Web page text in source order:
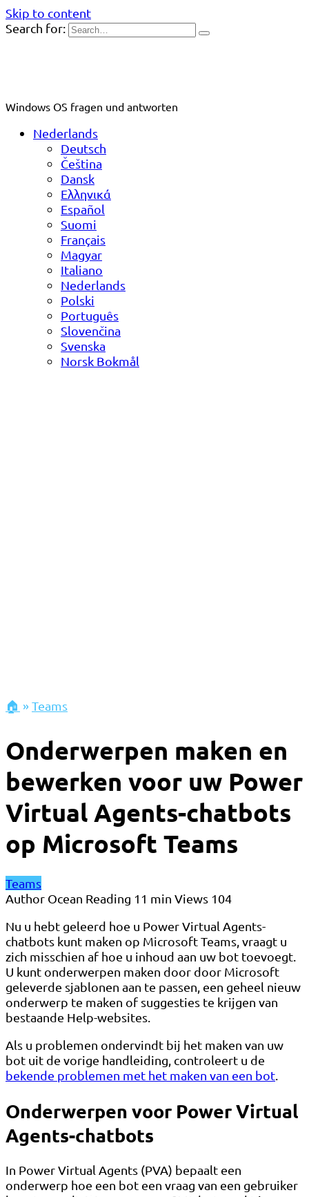
Skip to content
Search for:
Windows OS fragen und antworten
Nederlands
Deutsch
Čeština
Dansk
Ελληνικά
Español
Suomi
Français
Magyar
Italiano
Nederlands
Polski
Português
Slovenčina
Svenska
Norsk Bokmål
🏠 »Teams
Onderwerpen maken en
bewerken voor uw Power
Virtual Agents-chatbots
op Microsoft Teams
Teams
Author Ocean Reading 11 min Views 104
Nu u hebt geleerd hoe u Power Virtual Agents-
chatbots kunt maken op Microsoft Teams, vraagt ​​u
zich misschien af ​​hoe u inhoud aan uw bot toevoegt.
U kunt onderwerpen maken door door Microsoft
geleverde sjablonen aan te passen, een geheel nieuw
onderwerp te maken of suggesties te krijgen van
bestaande Help-websites.
Als u problemen ondervindt bij het maken van uw
bot uit de vorige handleiding, controleert u de
bekende problemen met het maken van een bot.
Onderwerpen voor Power Virtual
Agents-chatbots
In Power Virtual Agents (PVA) bepaalt een
onderwerp hoe een bot een vraag van een gebruiker